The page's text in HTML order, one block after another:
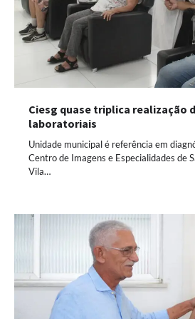
Ciesg quase triplica realização
laboratoriais
Unidade municipal é referência em
Centro de Imagens e Especialidades de
Vila…